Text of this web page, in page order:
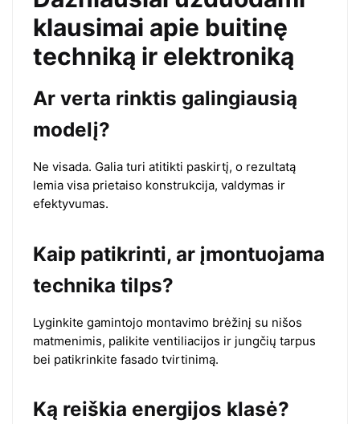
klausimai apie buitinę
techniką ir elektroniką
Ar verta rinktis galingiausią
modelį?
Ne visada. Galia turi atitikti paskirtį, o rezultatą
lemia visa prietaiso konstrukcija, valdymas ir
efektyvumas.
Kaip patikrinti, ar įmontuojama
technika tilps?
Lyginkite gamintojo montavimo brėžinį su nišos
matmenimis, palikite ventiliacijos ir jungčių tarpus
bei patikrinkite fasado tvirtinimą.
Ką reiškia energijos klasė?